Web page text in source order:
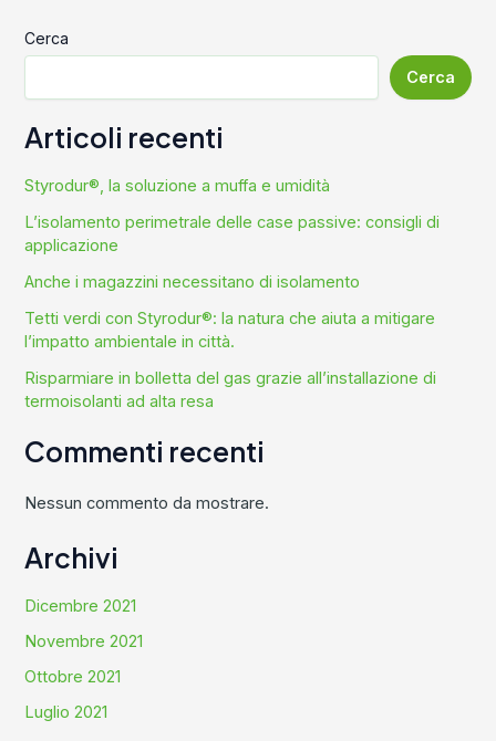
Cerca
Cerca
Articoli recenti
Styrodur®, la soluzione a muffa e umidità
L’isolamento perimetrale delle case passive: consigli di
applicazione
Anche i magazzini necessitano di isolamento
Tetti verdi con Styrodur®: la natura che aiuta a mitigare
l’impatto ambientale in città.
Risparmiare in bolletta del gas grazie all’installazione di
termoisolanti ad alta resa
Commenti recenti
Nessun commento da mostrare.
Archivi
Dicembre 2021
Novembre 2021
Ottobre 2021
Luglio 2021